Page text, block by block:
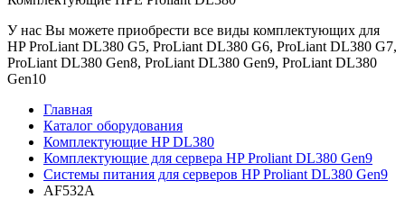
У нас Вы можете приобрести все виды комплектующих для
HP ProLiant DL380 G5, ProLiant DL380 G6, ProLiant DL380 G7,
ProLiant DL380 Gen8, ProLiant DL380 Gen9, ProLiant DL380
Gen10
Главная
Каталог оборудования
Комплектующие HP DL380
Комплектующие для сервера HP Proliant DL380 Gen9
Системы питания для серверов HP Proliant DL380 Gen9
AF532A